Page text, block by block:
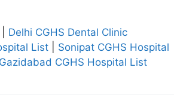
Delhi CGHS Dental Clinic
List
Sonipat CGHS Hospital
Gazidabad CGHS Hospital List